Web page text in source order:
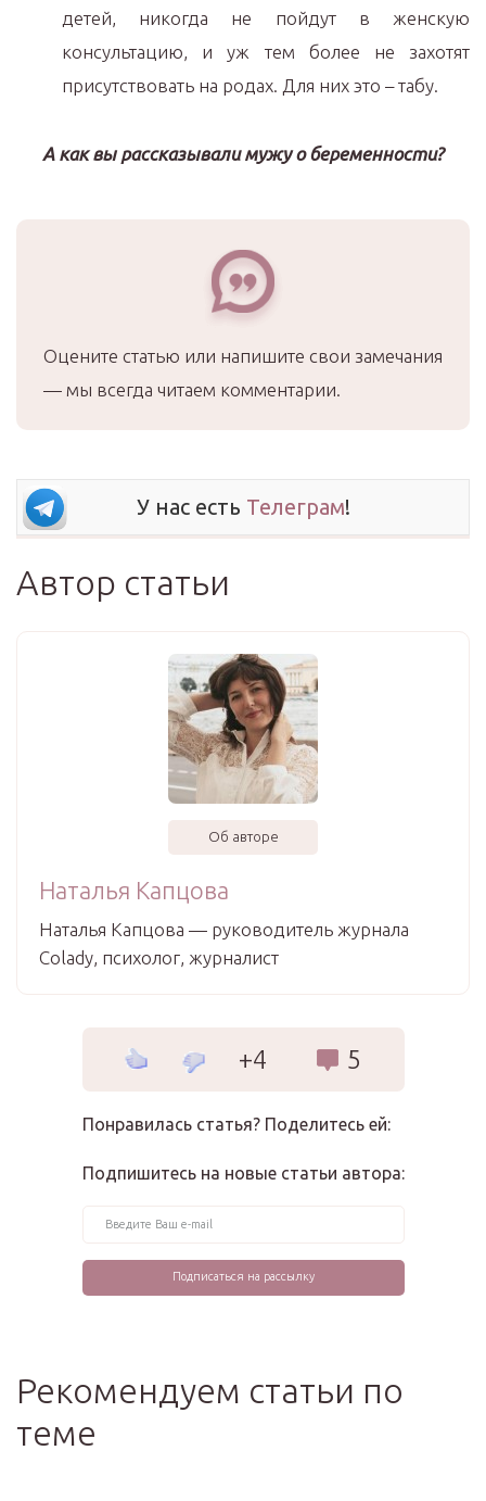
детей, никогда не пойдут в женскую
консультацию, и уж тем более не захотят
присутствовать на родах. Для них это – табу.
А как вы рассказывали мужу о беременности?
Оцените статью или напишите свои замечания
— мы всегда читаем комментарии.
У нас есть Телеграм!
Автор статьи
Об авторе
Наталья Капцова
Наталья Капцова — руководитель журнала
Colady, психолог, журналист
+4 5
Понравилась статья? Поделитесь ей:
Подпишитесь на новые статьи автора:
Рекомендуем статьи по
теме